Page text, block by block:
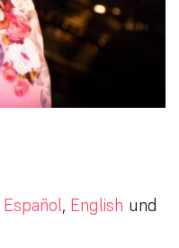
Español, English und